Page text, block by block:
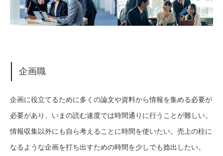
企画職
企画に役立てるために多くの論文や資料から情報を集める必要が
必要があり、いまの読む速度では時間通りに行うことが難しい。
情報収集以外にも自ら考えることに時間を使いたい。売上の柱に
なるような企画を打ち出すための時間を少しでも捻出したい。